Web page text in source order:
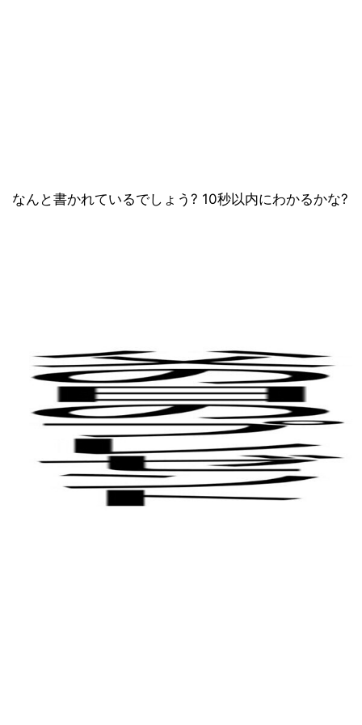
なんと書かれているでしょう? 10秒以内にわかるかな?